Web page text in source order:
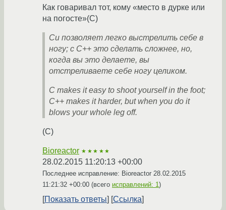
Как говаривал тот, кому «место в дурке или
на погосте»(С)
Си позволяет легко выстрелить себе в
ногу; с C++ это сделать сложнее, но,
когда вы это делаете, вы
отстреливаете себе ногу целиком.
C makes it easy to shoot yourself in the foot;
C++ makes it harder, but when you do it
blows your whole leg off.
(С)
Bioreactor ★★★★★
28.02.2015 11:20:13 +00:00
Последнее исправление: Bioreactor 28.02.2015
11:21:32 +00:00 (всего исправлений: 1)
Показать ответы Ссылка